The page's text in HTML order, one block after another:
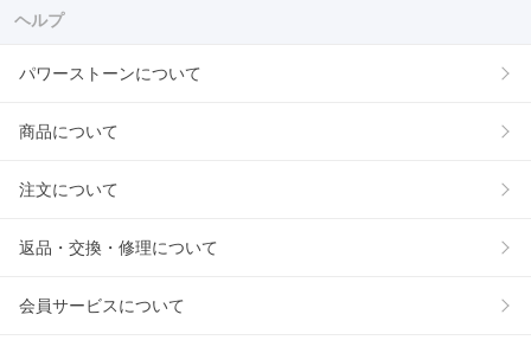
ヘルプ
パワーストーンについて
商品について
注文について
返品・交換・修理について
会員サービスについて